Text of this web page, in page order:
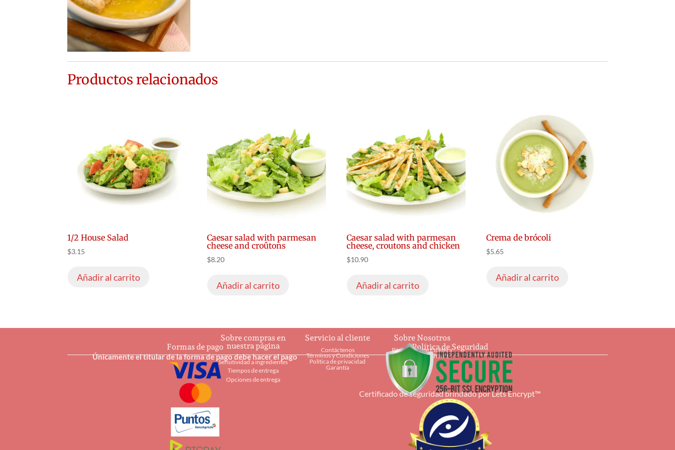
Productos relacionados
1/2 House Salad
$3.15
Añadir al carrito
Caesar salad with parmesan
cheese and croûtons
$8.20
Añadir al carrito
Caesar salad with parmesan
cheese, croutons and chicken
$10.90
Añadir al carrito
Crema de brócoli
$5.65
Añadir al carrito
Sobre compras en
nuestra página
Sensitividad a ingredientes
Tiempos de entrega
Opciones de entrega
Servicio al cliente
Contáctenos
Términos y Condiciones
Política de privacidad
Garantía
Sobre Nosotros
Página web de Etcétera
Restaurantes Shaw's
Formas de pago
Únicamente el titular de la forma de pago debe hacer el pago
Política de Seguridad
Certificado de seguridad brindado porLets Encrypt™